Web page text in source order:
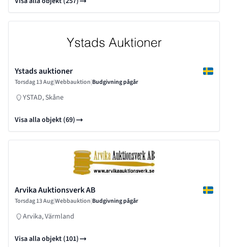
Ystads auktioner
Torsdag 13 Aug|Webbauktion|Budgivning pågår
YSTAD, Skåne
Visa alla objekt (69)
Arvika Auktionsverk AB
Torsdag 13 Aug|Webbauktion|Budgivning pågår
Arvika, Värmland
Visa alla objekt (101)